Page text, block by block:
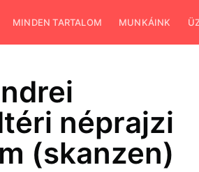
MINDEN TARTALOM MUNKÁINK
néprajzi
(skanzen)